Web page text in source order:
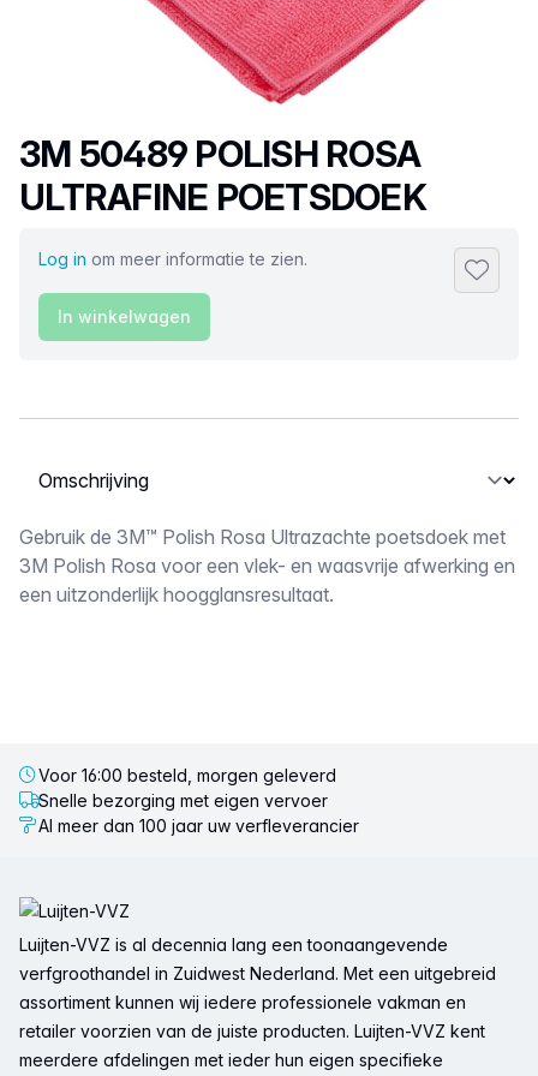
Productnaam
3M 50489 POLISH ROSA
ULTRAFINE POETSDOEK
Log in om meer informatie te zien.
In winkelwagen
Selecteer een tabblad
Omschrijving
Gebruik de 3M™ Polish Rosa Ultrazachte poetsdoek met
3M Polish Rosa voor een vlek- en waasvrije afwerking en
een uitzonderlijk hoogglansresultaat.
Voor 16:00 besteld, morgen geleverd
Snelle bezorging met eigen vervoer
Al meer dan 100 jaar uw verfleverancier
Luijten-VVZ is al decennia lang een toonaangevende
verfgroothandel in Zuidwest Nederland. Met een uitgebreid
assortiment kunnen wij iedere professionele vakman en
retailer voorzien van de juiste producten. Luijten-VVZ kent
meerdere afdelingen met ieder hun eigen specifieke